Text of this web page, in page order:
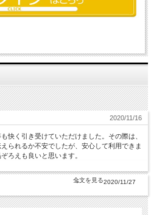
2020/11/16
快く引き受けていただけました。その際は、
られるか不安でしたが、安心して利用できま
ろえも良いと思います。
2020/11/27